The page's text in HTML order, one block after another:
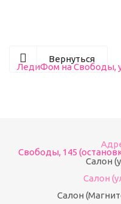
Вернуться
Салон
Салон
Салон